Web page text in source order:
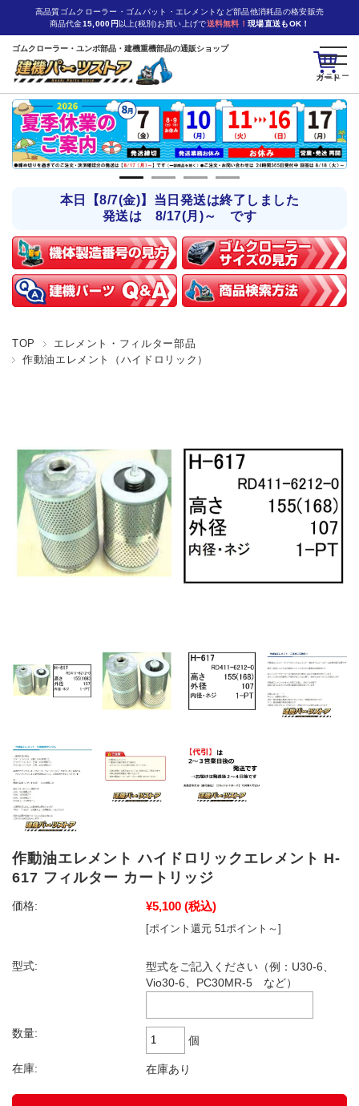
カート
高品質ゴムクローラー・ゴムパット・エレメントなど部品他消耗品の格安販売
商品代金15,000円 以上(税別)お買い上げで送料無料！ 現場直送もOK！
ゴムクローラー・ユンボ部品・建機重機部品の通販ショップ
本日【8/7(金)】当日発送は終了しました
発送は 8/17(月)～ です
TOP
エレメント・フィルター部品
作動油エレメント（ハイドロリック）
作動油エレメント ハイドロリックエレメント H-
617 フィルター カートリッジ
価格: ¥5,100 (税込)
[ポイント還元 51ポイント～]
型式:
型式をご記入ください（例：U30-6、
Vio30-6、PC30MR-5 など）
数量:
個
在庫: 在庫あり